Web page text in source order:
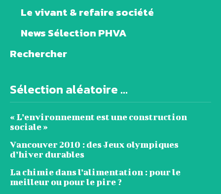
Le vivant & refaire société
News Sélection PHVA
Rechercher
Sélection aléatoire ...
« L’environnement est une construction
sociale »
Vancouver 2010 : des Jeux olympiques
d’hiver durables
La chimie dans l’alimentation : pour le
meilleur ou pour le pire ?